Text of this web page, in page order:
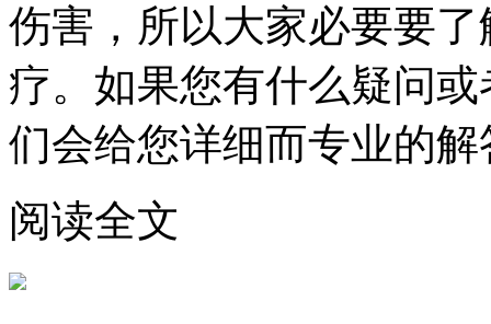
伤害，所以大家必要要
疗。如果您有什么疑问
们会给您详细而专业的解
阅读全文